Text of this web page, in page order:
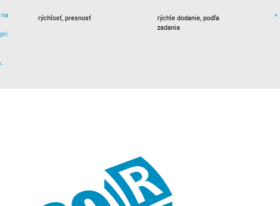
rýchlosť, presnosť
rýchle dodanie, podľa
zadania
+